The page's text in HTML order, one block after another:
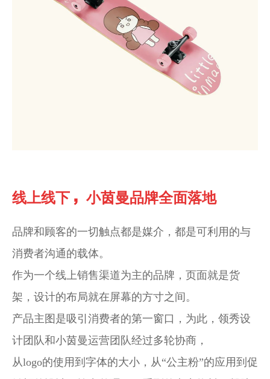
线上线下 ， 小茵曼品牌全面落地
品牌和顾客的一切触点都是媒介，都是可利用的与
消费者沟通的载体。
作为一个线上销售渠道为主的品牌，页面就是货
架，设计的布局就在屏幕的方寸之间。
产品主图是吸引消费者的第一窗口，为此，领秀设
计团队和小茵曼运营团队经过多轮协商，
从logo的使用到字体的大小，从“公主粉”的应用到促